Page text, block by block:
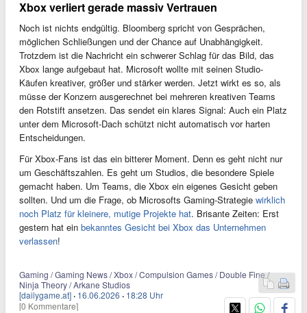
Xbox verliert gerade massiv Vertrauen
Noch ist nichts endgültig. Bloomberg spricht von Gesprächen,
möglichen Schließungen und der Chance auf Unabhängigkeit.
Trotzdem ist die Nachricht ein schwerer Schlag für das Bild, das
Xbox lange aufgebaut hat. Microsoft wollte mit seinen Studio-
Käufen kreativer, größer und stärker werden. Jetzt wirkt es so, als
müsse der Konzern ausgerechnet bei mehreren kreativen Teams
den Rotstift ansetzen. Das sendet ein klares Signal: Auch ein Platz
unter dem Microsoft-Dach schützt nicht automatisch vor harten
Entscheidungen.
Für Xbox-Fans ist das ein bitterer Moment. Denn es geht nicht nur
um Geschäftszahlen. Es geht um Studios, die besondere Spiele
gemacht haben. Um Teams, die Xbox ein eigenes Gesicht geben
sollten. Und um die Frage, ob Microsofts Gaming-Strategie wirklich
noch Platz für kleinere, mutige Projekte hat. Brisante Zeiten: Erst
gestern hat ein bekanntes Gesicht bei Xbox das Unternehmen
verlassen!
Gaming / Gaming News / Xbox / Compulsion Games / Double Fine /
Ninja Theory / Arkane Studios
[dailygame.at] · 16.06.2026 · 18:28 Uhr
[0 Kommentare]